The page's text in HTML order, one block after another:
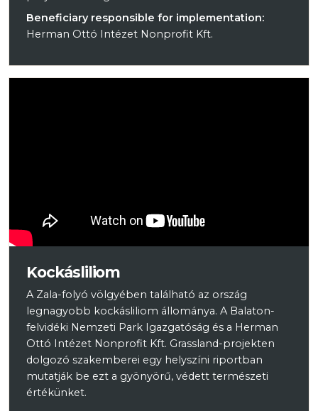
Beneficiary responsible for implementation:
Herman Ottó Intézet Nonprofit Kft.
Kockásliliom
A Zala-folyó völgyében található az ország
legnagyobb kockásliliom állománya. A Balaton-
felvidéki Nemzeti Park Igazgatóság és a Herman
Ottó Intézet Nonprofit Kft. Grassland-projekten
dolgozó szakemberei egy helyszíni riportban
mutatják be ezt a gyönyörű, védett természeti
értékünket.